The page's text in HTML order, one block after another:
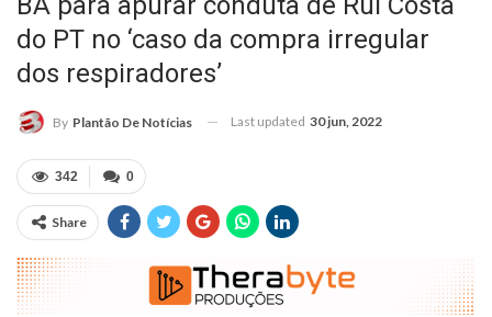
do PT no ‘caso da compra irregular
dos respiradores’
By Plantão De Notícias Last updated 30 jun, 2022
0
342
Share